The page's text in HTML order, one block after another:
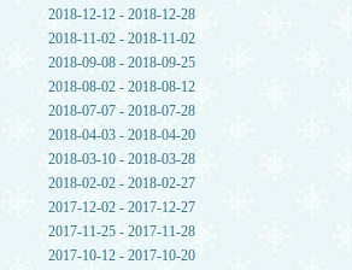
2018-12-12 - 2018-12-28
2018-11-02 - 2018-11-02
2018-09-08 - 2018-09-25
2018-08-02 - 2018-08-12
2018-07-07 - 2018-07-28
2018-04-03 - 2018-04-20
2018-03-10 - 2018-03-28
2018-02-02 - 2018-02-27
2017-12-02 - 2017-12-27
2017-11-25 - 2017-11-28
2017-10-12 - 2017-10-20